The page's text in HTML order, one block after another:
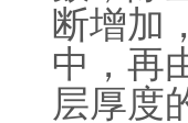
断增加
中，再
层厚度